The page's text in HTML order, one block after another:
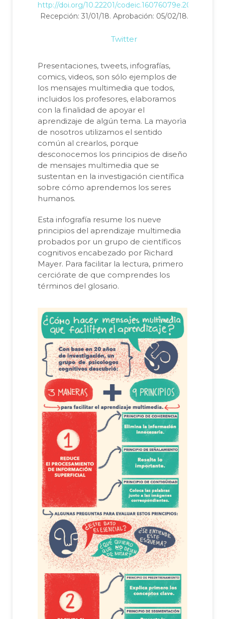
http://doi.org/10.22201/
Recepción: 31/01/18. Aprobación: 05/02/18.
Twitter
Presentaciones, tweets, infografías,
comics, videos, son sólo ejemplos de
los mensajes multimedia que todos,
incluidos los profesores, elaboramos
con la finalidad de apoyar el
aprendizaje de algún tema. La mayorìa
de nosotros utilizamos el sentido
común al crearlos, porque
desconocemos los principios de diseño
de mensajes multimedia que se
sustentan en la investigación científica
sobre cómo aprendemos los seres
humanos.
Esta infografía resume los nueve
principios del aprendizaje multimedia
probados por un grupo de científicos
cognitivos encabezado por Richard
Mayer. Para facilitar la lectura, primero
cerciórate de que comprendes los
términos del glosario.